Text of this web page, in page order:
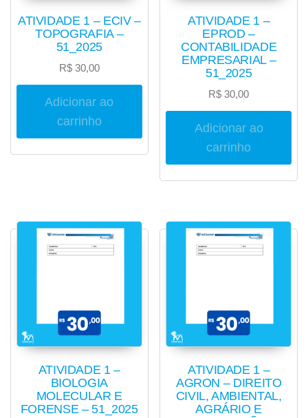
ATIVIDADE 1 – ECIV –
TOPOGRAFIA –
51_2025
R$30,00
Adicionar ao
carrinho
ATIVIDADE 1 –
EPROD –
CONTABILIDADE
EMPRESARIAL –
51_2025
R$ 30,00
Adicionar ao
carrinho
ATIVIDADE 1 –
BIOLOGIA
MOLECULAR E
FORENSE – 51_2025
ATIVIDADE 1 –
AGRON – DIREITO
CIVIL, AMBIENTAL,
AGRÁRIO E